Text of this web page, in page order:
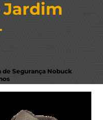
de Segurança Nobuck